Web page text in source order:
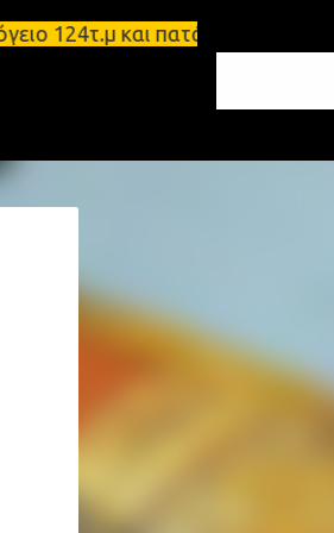
και πατάρι 48 τ.μ